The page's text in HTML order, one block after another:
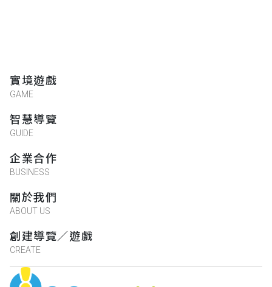
實境遊戲
GAME
智慧導覽
GUIDE
企業合作
BUSINESS
關於我們
ABOUT US
創建導覽／遊戲
CREATE